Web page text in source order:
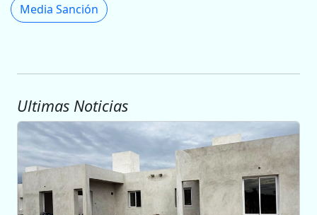
Media Sanción
Ultimas Noticias